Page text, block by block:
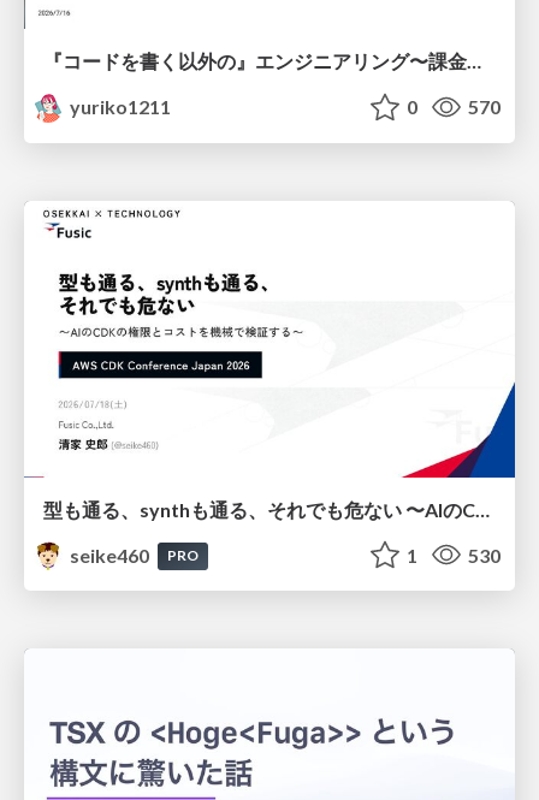
『コードを書く以外の』エンジニアリング〜課金基盤移行プロジェクト推進のためのTips4選
yuriko1211
0 570
seike460
PRO 1 530